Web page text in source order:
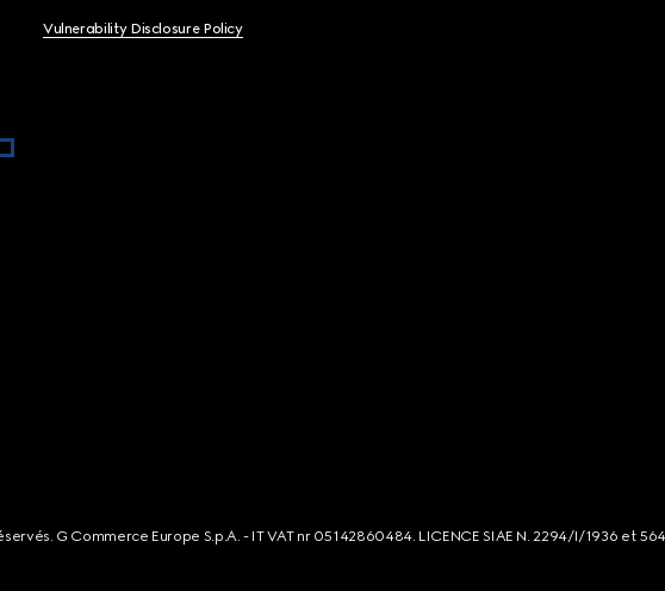
Vulnerability Disclosure Policy
G Commerce Europe S.p.A. - IT VAT nr 05142860484. LICENCE SIAE N. 2294/I/1936 et